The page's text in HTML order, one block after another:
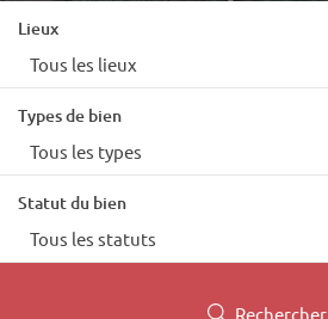
Lieux
Tous les lieux
Types de bien
Tous les types
Statut du bien
Tous les statuts
Rechercher